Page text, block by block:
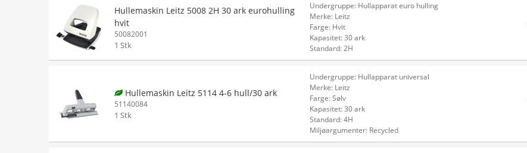
Hullemaskin Leitz 5008 2H 30 ark eurohulling
hvit
50082001
1 Stk
Undergruppe: Hullapparat euro hulling
Merke: Leitz
Farge: Hvit
Kapasitet: 30 ark
Standard: 2H
Hullemaskin Leitz 5114 4-6 hull/30 ark
51140084
1 Stk
Undergruppe: Hullapparat universal
Merke: Leitz
Farge: Sølv
Kapasitet: 30 ark
Standard: 4H
Miljøargumenter: Recycled